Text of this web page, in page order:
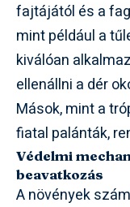
fajtájától és a
mint például a
kiválóan
ellenállni a dér
Mások, mint a
fiatal palánták,
Védelmi
beavatkozás
A növények